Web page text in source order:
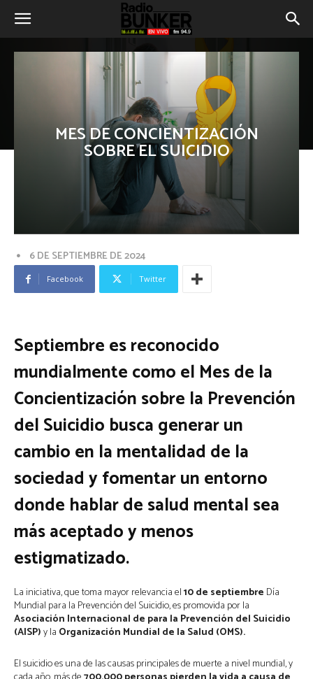
MES DE CONCIENTIZACIÓN
SOBRE EL SUICIDIO
6 DE SEPTIEMBRE DE 2024
Facebook Twitter
Septiembre es reconocido
mundialmente como el Mes de la
Concientización sobre la Prevención
del Suicidio busca generar un
cambio en la mentalidad de la
sociedad y fomentar un entorno
donde hablar de salud mental sea
más aceptado y menos
estigmatizado.
La iniciativa, que toma mayor relevancia el10 de septiembre Día
Mundial para la Prevención del Suicidio, es promovida por la
Asociación Internacional de para la Prevención del Suicidio
(AISP)y la Organización Mundial de la Salud (OMS).
El suicidio es una de las causas principales de muerte a nivel mundial, y